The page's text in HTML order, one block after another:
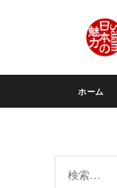
ホーム
索: